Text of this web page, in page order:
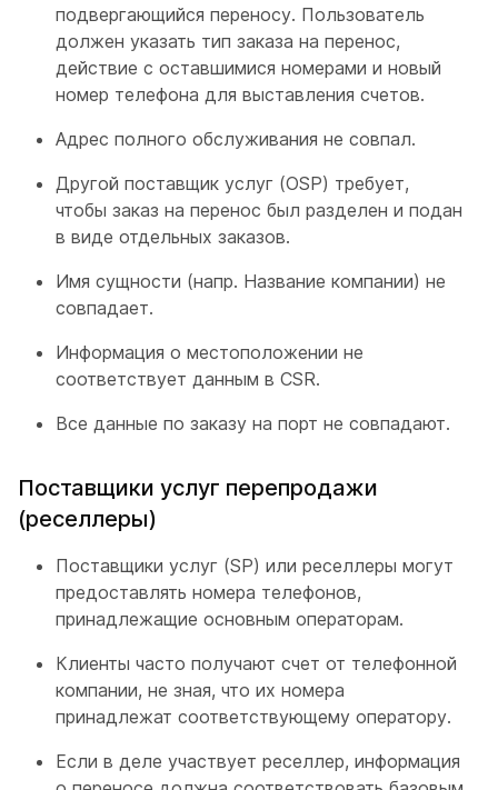
подвергающийся переносу. Пользователь
должен указать тип заказа на перенос,
действие с оставшимися номерами и новый
номер телефона для выставления счетов.
Адрес полного обслуживания не совпал.
Другой поставщик услуг (OSP) требует,
чтобы заказ на перенос был разделен и подан
в виде отдельных заказов.
Имя сущности (напр. Название компании) не
совпадает.
Информация о местоположении не
соответствует данным в CSR.
Все данные по заказу на порт не совпадают.
Поставщики услуг перепродажи
(реселлеры)
Поставщики услуг (SP) или реселлеры могут
предоставлять номера телефонов,
принадлежащие основным операторам.
Клиенты часто получают счет от телефонной
компании, не зная, что их номера
принадлежат соответствующему оператору.
Если в деле участвует реселлер, информация